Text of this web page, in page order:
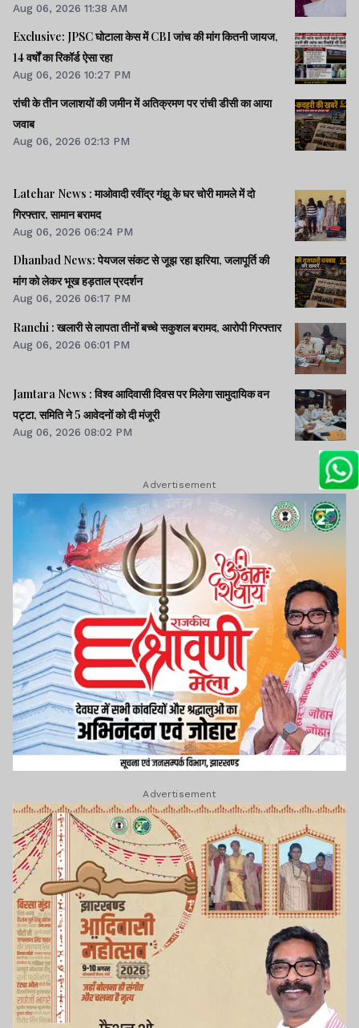
Aug 06, 2026 11:38 AM
Exclusive: JPSC घोटाला केस में CBI जांच की मांग कितनी जायज,
14 वर्षों का रिकॉर्ड ऐसा रहा
Aug 06, 2026 10:27 PM
रांची के तीन जलाशयों की जमीन में अतिक्रमण पर रांची डीसी का आया
जवाब
Aug 06, 2026 02:13 PM
Latehar News : माओवादी रवींद्र गंझू के घर चोरी मामले में दो
गिरफ्तार, सामान बरामद
Aug 06, 2026 06:24 PM
Dhanbad News: पेयजल संकट से जूझ रहा झरिया, जलापूर्ति की
मांग को लेकर भूख हड़ताल प्रदर्शन
Aug 06, 2026 06:17 PM
Ranchi : खलारी से लापता तीनों बच्चे सकुशल बरामद, आरोपी गिरफ्तार
Aug 06, 2026 06:01 PM
Jamtara News : विश्व आदिवासी दिवस पर मिलेगा सामुदायिक वन
पट्टा, समिति ने 5 आवेदनों को दी मंजूरी
Aug 06, 2026 08:02 PM
Advertisement
Advertisement